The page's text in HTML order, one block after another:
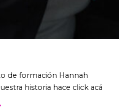
de formación Hannah
historia hace click acá